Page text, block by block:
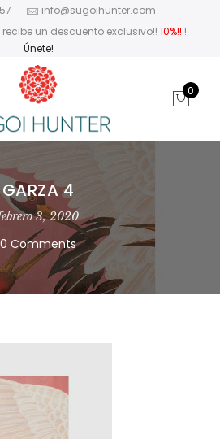
info@sugoihunter.com
un descuento exclusivo!! 10%!! !
Únete!
0
GARZA 4
3, 2020
0 Comments